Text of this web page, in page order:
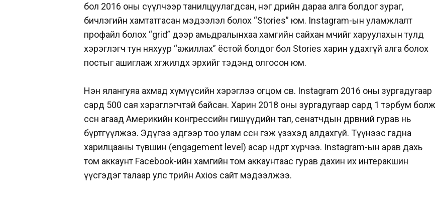
бол 2016 оны сүүлчээр танилцуулагдсан, нэг өдрийн дараа алга болдог зураг,
бичлэгийн хамтатгасан мэдээлэл болох “Stories” юм. Instagram-ын уламжлалт
профайл болох “grid” дээр амьдралынхаа хамгийн сайхан мөчийг харуулахын тулд
хэрэглэгч тун няхуур “ажиллах” ёстой болдог бол Stories харин удахгүй алга болох
постыг ашиглаж хөгжилдөх эрхийг тэдэнд олгосон юм.
Нэн ялангуяа ахмад хүмүүсийн хэрэглээ огцом өсөв. Instagram 2016 оны зургадугаар
сард 500 сая хэрэглэгчтэй байсан. Харин 2018 оны зургадугаар сард 1 тэрбум болж
өссөн агаад Америкийн конгрессийн гишүүдийн тал, сенатчдын дөрөвний гурав нь
бүртгүүлжээ. Эдүгээ эдгээр тоо улам өссөн гэж үзэхэд алдахгүй. Түүнээс гадна
харилцааны түвшин (engagement level) асар өндөрт хүрчээ. Instagram-ын арав дахь
том аккаунт Facebook-ийн хамгийн том аккаунтаас гурав дахин их интеракшин
үүсгэдэг талаар улс төрийн Axios сайт мэдээлжээ.